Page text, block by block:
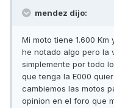
mendez dijo:
Mi moto tiene 1.600
he notado algo pero la
simplemente por todo
que tenga la E000
cambiemos las motos
opinion en el foro que